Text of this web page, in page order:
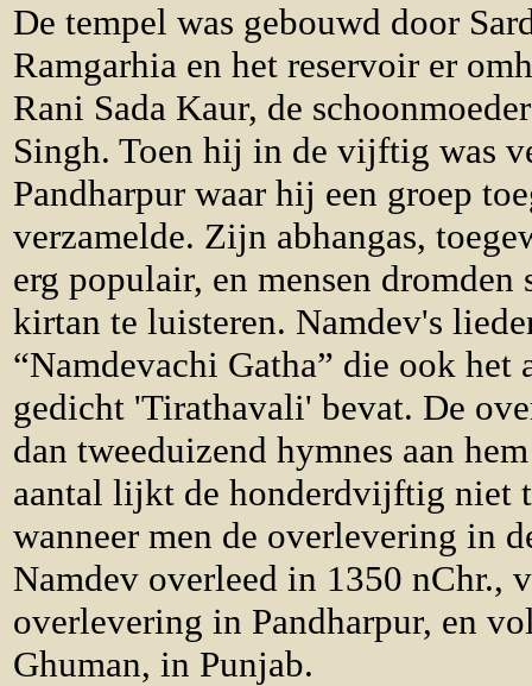
De tempel was gebouwd door
Ramgarhia en het reservoir er
Rani Sada Kaur, de
Singh. Toen hij in de vijftig was
Pandharpur waar hij een groep
verzamelde. Zijn abhangas,
erg populair, en mensen dromden
kirtan te luisteren. Namdev's
“Namdevachi Gatha” die ook het
gedicht 'Tirathavali' bevat. De
dan tweeduizend hymnes aan
aantal lijkt de honderdvijftig niet
wanneer men de overlevering in
Namdev overleed in 1350 nChr.,
overlevering in Pandharpur, en
Ghuman, in Punjab.